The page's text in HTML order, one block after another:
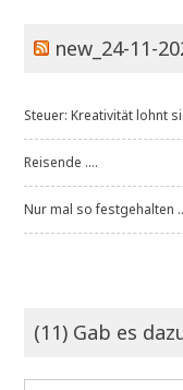
new_24-11-
Steuer: Kreativität lohnt
Reisende ....
Nur mal so festgehalten
(11) Gab es
Suchen